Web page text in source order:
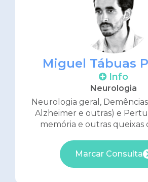
Miguel Tábuas
Info
Neurologia
Neurologia geral,
Alzheimer e outras) e
memória e outras queixas
Marcar Consulta